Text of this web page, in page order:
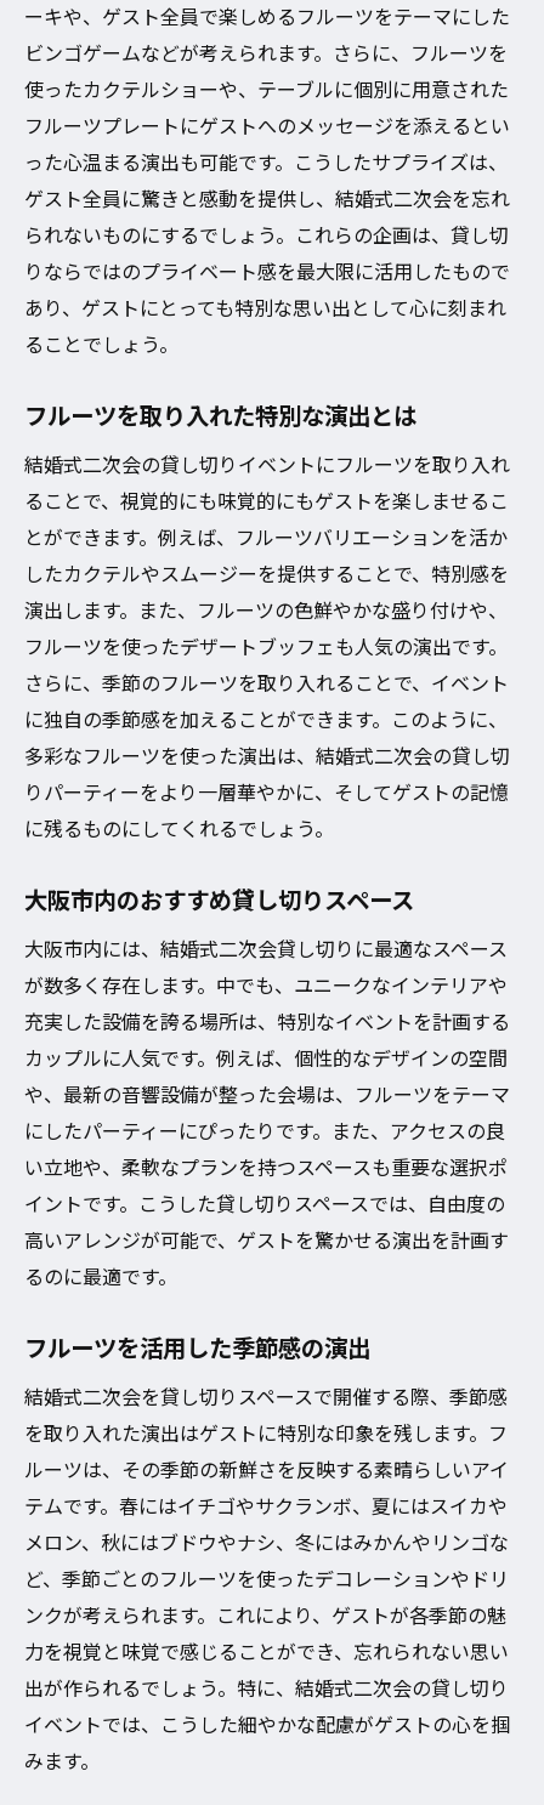
ーキや、ゲスト全員で楽しめるフルーツをテーマにした
ビンゴゲームなどが考えられます。さらに、フルーツを
使ったカクテルショーや、テーブルに個別に用意された
フルーツプレートにゲストへのメッセージを添えるとい
った心温まる演出も可能です。こうしたサプライズは、
ゲスト全員に驚きと感動を提供し、結婚式二次会を忘れ
られないものにするでしょう。これらの企画は、貸し切
りならではのプライベート感を最大限に活用したもので
あり、ゲストにとっても特別な思い出として心に刻まれ
ることでしょう。
フルーツを取り入れた特別な演出とは
結婚式二次会の貸し切りイベントにフルーツを取り入れ
ることで、視覚的にも味覚的にもゲストを楽しませるこ
とができます。例えば、フルーツバリエーションを活か
したカクテルやスムージーを提供することで、特別感を
演出します。また、フルーツの色鮮やかな盛り付けや、
フルーツを使ったデザートブッフェも人気の演出です。
さらに、季節のフルーツを取り入れることで、イベント
に独自の季節感を加えることができます。このように、
多彩なフルーツを使った演出は、結婚式二次会の貸し切
りパーティーをより一層華やかに、そしてゲストの記憶
に残るものにしてくれるでしょう。
大阪市内のおすすめ貸し切りスペース
大阪市内には、結婚式二次会貸し切りに最適なスペース
が数多く存在します。中でも、ユニークなインテリアや
充実した設備を誇る場所は、特別なイベントを計画する
カップルに人気です。例えば、個性的なデザインの空間
や、最新の音響設備が整った会場は、フルーツをテーマ
にしたパーティーにぴったりです。また、アクセスの良
い立地や、柔軟なプランを持つスペースも重要な選択ポ
イントです。こうした貸し切りスペースでは、自由度の
高いアレンジが可能で、ゲストを驚かせる演出を計画す
るのに最適です。
フルーツを活用した季節感の演出
結婚式二次会を貸し切りスペースで開催する際、季節感
を取り入れた演出はゲストに特別な印象を残します。フ
ルーツは、その季節の新鮮さを反映する素晴らしいアイ
テムです。春にはイチゴやサクランボ、夏にはスイカや
メロン、秋にはブドウやナシ、冬にはみかんやリンゴな
ど、季節ごとのフルーツを使ったデコレーションやドリ
ンクが考えられます。これにより、ゲストが各季節の魅
力を視覚と味覚で感じることができ、忘れられない思い
出が作られるでしょう。特に、結婚式二次会の貸し切り
イベントでは、こうした細やかな配慮がゲストの心を掴
みます。